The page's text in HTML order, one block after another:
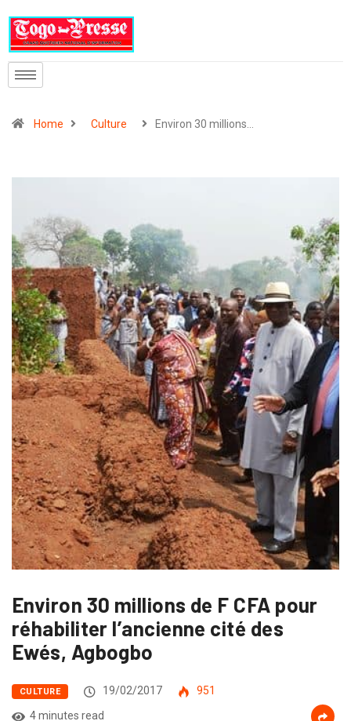
Home Culture Environ 30 millions…
Environ 30 millions de F CFA pour
réhabiliter l’ancienne cité des
Ewés, Agbogbo
CULTURE 19/02/2017
951
4 minutes read